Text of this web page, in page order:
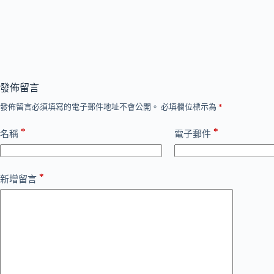
發佈留言
發佈留言必須填寫的電子郵件地址不會公開。 必填欄位標示為 *
名稱 * 電子郵件 *
新增留言 *